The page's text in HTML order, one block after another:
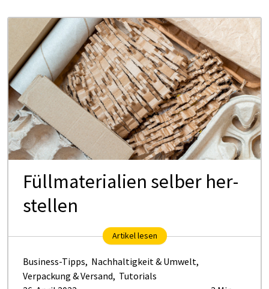
Füll­ma­te­ria­li­en sel­ber her­
stel­len
Artikel lesen
Business-Tipps, Nachhaltigkeit & Umwelt,
Verpackung & Versand, Tutorials